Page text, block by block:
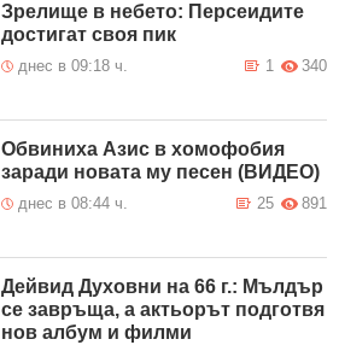
Зрелище в небето: Персеидите
достигат своя пик
днес в 09:18 ч. 340
1
Обвиниха Азис в хомофобия
заради новата му песен (ВИДЕО)
днес в 08:44 ч. 891
25
Дейвид Духовни на 66 г.: Мълдър
се завръща, а актьорът подготвя
нов албум и филми